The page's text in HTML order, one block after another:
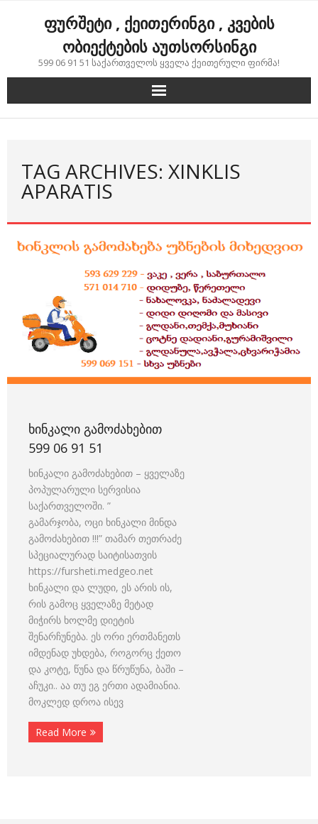
ფურშეტი , ქეითერინგი , კვების
ობიექტების აუთსორსინგი
599 06 91 51 საქართველოს ყველა ქეითერული ფირმა!
TAG ARCHIVES: XINKLIS
APARATIS
ᲮᲘᲜᲙᲐᲚᲘ ᲒᲐᲛᲝᲫᲐᲮᲔᲑᲘᲗ
599 06 91 51
ხინკალი გამოძახებით – ყველაზე
პოპულარული სერვისია
საქართველოში. ”
გამარჯობა, ოცი ხინკალი მინდა
გამოძახებით !!!” თამარ თეთრაძე
სპეციალურად საიტისათვის
https://fursheti.medgeo.net
ხინკალი და ლუდი, ეს არის ის,
რის გამოც ყველაზე მეტად
მიჭირს ხოლმე დიეტის
შენარჩუნება. ეს ორი ერთმანეთს
იმდენად უხდება, როგორც ქეთო
და კოტე, წუნა და წრუწუნა, ბაში –
აჩუკი.. აა თუ ეგ ერთი ადამიანია.
მოკლედ დროა ისევ
Read More